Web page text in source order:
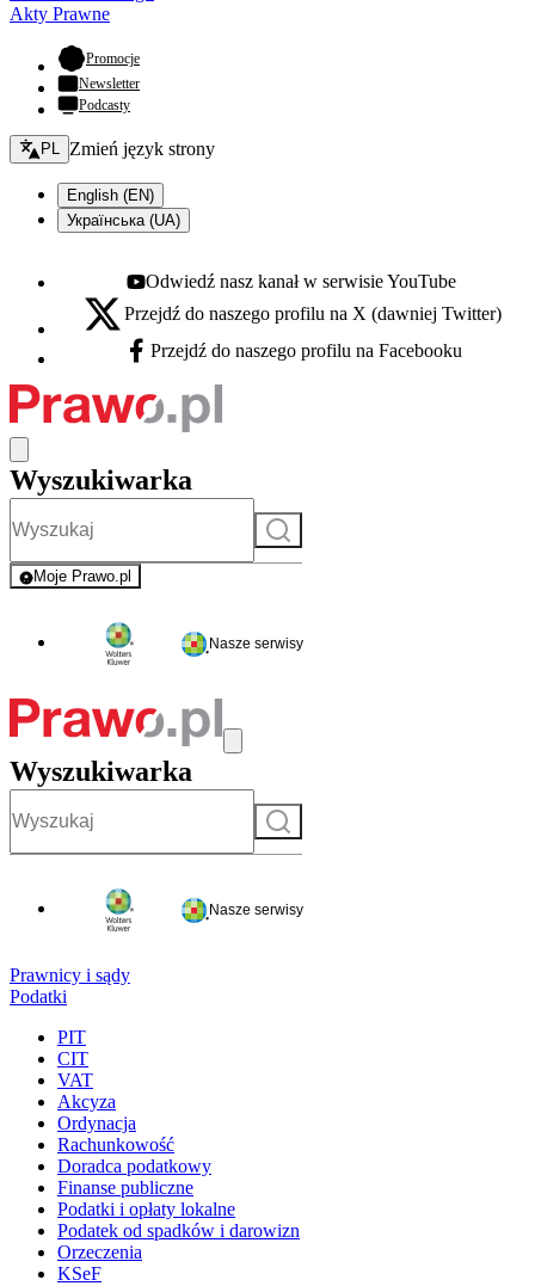
Akty Prawne
Promocje- otwiera się w nowej karcie
Newsletter
Podcasty
Zmień język - bieżący:
PL Zmień język strony
English (EN)
Українська (UA)
Youtube - otwiera się w nowej karcie
Odwiedź nasz kanał w serwisie YouTube
X - otwiera się w nowej karcie
Przejdź do naszego profilu na X (dawniej Twitter)
Facebook - otwiera się w nowej karcie
Przejdź do naszego profilu na Facebooku
Wyszukiwarka
Szukaj
Moje Prawo.pl
- rejestracja i logowanie do serwisu
Nasze serwisy
Wyszukiwarka
Szukaj
Nasze serwisy
Prawnicy i sądy
Podatki
PIT
CIT
VAT
Akcyza
Ordynacja
Rachunkowość
Doradca podatkowy
Finanse publiczne
Podatki i opłaty lokalne
Podatek od spadków i darowizn
Orzeczenia
KSeF